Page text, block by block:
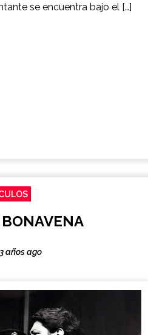
se encuentra bajo el […]
años ago